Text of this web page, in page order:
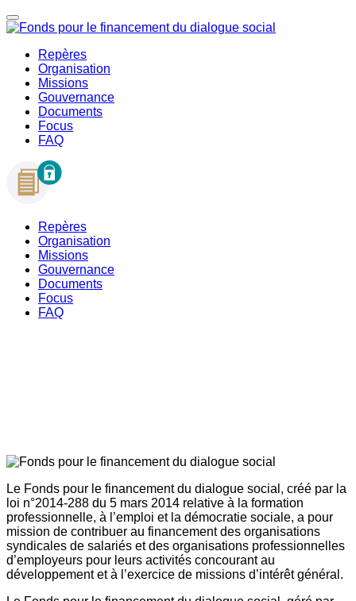
Repères
Organisation
Missions
Gouvernance
Documents
Focus
FAQ
Repères
Organisation
Missions
Gouvernance
Documents
Focus
FAQ
Le Fonds pour le financement du dialogue social, créé par la
loi n°2014-288 du 5 mars 2014 relative à la formation
professionnelle, à l’emploi et la démocratie sociale, a pour
mission de contribuer au financement des organisations
syndicales de salariés et des organisations professionnelles
d’employeurs pour leurs activités concourant au
développement et à l’exercice de missions d’intérêt général.